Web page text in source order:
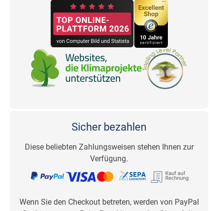
Sicher bezahlen
Diese beliebten Zahlungsweisen stehen Ihnen zur
Verfügung.
Wenn Sie den Checkout betreten, werden von PayPal